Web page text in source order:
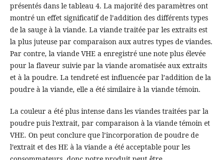
présentés dans le tableau 4. La majorité des paramètres ont
montré un effet significatif de l’addition des différents types
de la sauge à la viande. La viande traitée par les extraits est
la plus juteuse par comparaison aux autres types de viandes.
Par contre, la viande VHE a enregistré une note plus élevée
pour la flaveur suivie par la viande aromatisée aux extraits
et à la poudre. La tendreté est influencée par l’addition de la
poudre à la viande, elle a été similaire à la viande témoin.
La couleur a été plus intense dans les viandes traitées par la
poudre puis l’extrait, par comparaison à la viande témoin et
VHE. On peut conclure que l’incorporation de poudre de
l’extrait et des HE à la viande a été acceptable pour les